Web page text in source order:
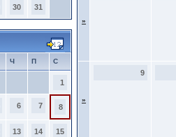
30 31
Ч П С
1
6 7 8
13 14 15
»
»
9